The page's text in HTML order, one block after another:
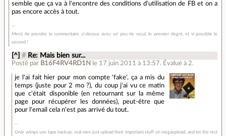
semble que ça va à l'encontre des conditions d'utilisation de FB et on a
pas encore accès à tout.
Merci de prendre le commentaire ci-dessus avec: un peu de recul, le premier degré, et si possible le
second !
[^] # Re: Mais bien sur...
Posté par B16F4RV4RD1N le 17 juin 2011 à 13:57. Évalué à 2.
je l'ai fait hier pour mon compte 'fake', ça a mis du
temps (juste pour 2 mo ?), du coup j'ai vu ce matin
que c'était disponible (en retournant sur la même
page pour récupérer les données), peut-être que
pour l'email cela n'est pas arrivé du tout.
Only wimps use tape backup: real men just upload their important stuff on megaupload, and let the rest